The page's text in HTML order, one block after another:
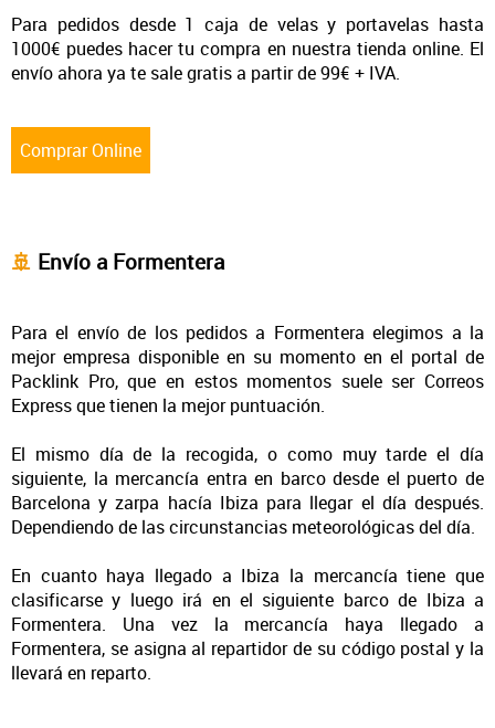
Para pedidos desde 1 caja de velas y portavelas hasta
1000€ puedes hacer tu compra en nuestra tienda online. El
envío ahora ya te sale gratis a partir de 99€ + IVA.
Comprar Online
🚢 Envío a Formentera
Para el envío de los pedidos a Formentera elegimos a la
mejor empresa disponible en su momento en el portal de
Packlink Pro, que en estos momentos suele ser Correos
Express que tienen la mejor puntuación.
El mismo día de la recogida, o como muy tarde el día
siguiente, la mercancía entra en barco desde el puerto de
Barcelona y zarpa hacía Ibiza para llegar el día después.
Dependiendo de las circunstancias meteorológicas del día.
En cuanto haya llegado a Ibiza la mercancía tiene que
clasificarse y luego irá en el siguiente barco de Ibiza a
Formentera. Una vez la mercancía haya llegado a
Formentera, se asigna al repartidor de su código postal y la
llevará en reparto.